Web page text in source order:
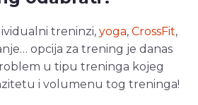
treninzi, yoga, CrossFit,
opcija za trening je danas
u tipu treninga kojeg
i volumenu tog treninga!